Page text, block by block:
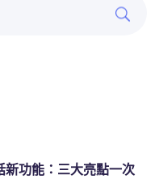
功能：三大亮點一次